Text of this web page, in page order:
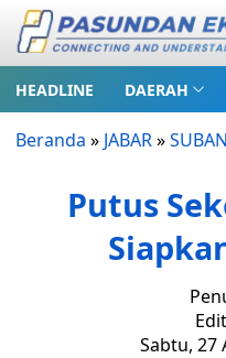
HEADLINE DAERAH
Beranda » JABAR»
Putus
Sabtu, 27